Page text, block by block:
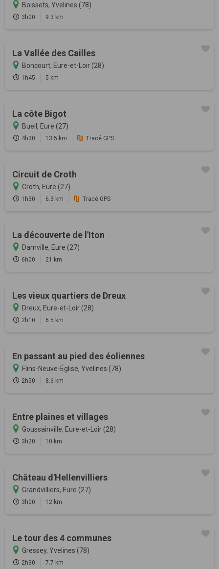
Boissets, Yvelines (78)
3h00 9.3 km
La Vallée des Cailles
Boncourt, Eure-et-Loir (28)
1h45 5 km
La côte Bigot
Bueil, Eure (27)
4h30 13.5 km Tracé GPS
Circuit de Croth
Croth, Eure (27)
1h30 6.3 km Tracé GPS
La découverte de l'Iton
Damville, Eure (27)
6h00 21 km
Les vieux quartiers de Dreux
Dreux, Eure-et-Loir (28)
2h10 6.5 km
En passant au pied des éoliennes
Flins-Neuve-Église, Yvelines (78)
2h50 8.6 km
Entre plaines et villages
Goussainville, Eure-et-Loir (28)
3h20 10 km
Château d'Hellenvilliers
Grandvilliers, Eure (27)
3h00 12 km
Le tour des 4 communes
Gressey, Yvelines (78)
2h30 7.7 km